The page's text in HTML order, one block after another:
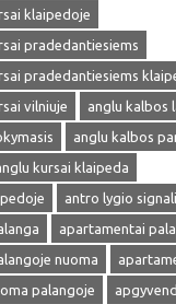
klaipedoje
pradedantiesiems
pradedantiesiems
vilniuje
anglu kalbos
anglu kalbos
kursai klaipeda
antro lygio
apartamentai
nuoma
palangoje